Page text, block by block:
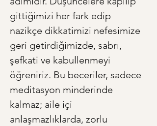
gittiğimizi her fark edip
nazikçe dikkatimizi nefesimize
geri getirdiğimizde, sabrı,
şefkati ve kabullenmeyi
öğreniriz. Bu beceriler, sadece
meditasyon minderinde
kalmaz; aile içi
anlaşmazlıklarda, zorlu